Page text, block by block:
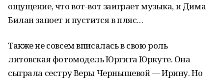
ощущение, что вот-вот заиграет музыка, и Дима
Билан запоет и пустится в пляс…
Также не совсем вписалась в свою роль
литовская фотомодель Юргита Юркуте. Она
сыграла сестру Веры Чернышевой — Ирину. Но